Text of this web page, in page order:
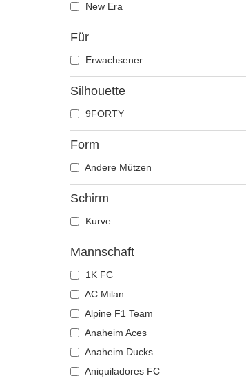
New Era
Für
Erwachsener
Silhouette
9FORTY
Form
Andere Mützen
Schirm
Kurve
Mannschaft
1K FC
AC Milan
Alpine F1 Team
Anaheim Aces
Anaheim Ducks
Aniquiladores FC